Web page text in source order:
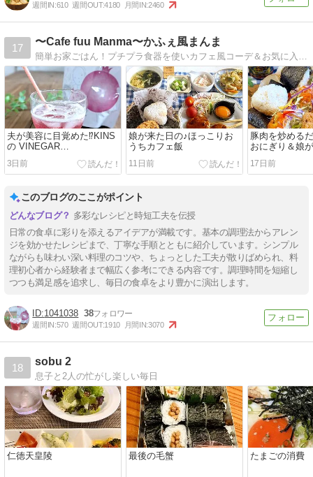
週間IN:610 週間OUT:4180 月間IN:2460
17
〜Cafe fuu Manma〜かふぇ風まんま
簡単お家ごはん！プチプラ食器を使いカフェ風コーデ＆お気に入り雑貨
夫が美容に目覚めた⁉KINS
の VINEGAR
PROTEIN（ビネガープロ
テイン）
3日前
娘が来た日の♪ほっこりお
うちカフェ飯
11日前
豚肉を炒める
おにぎり＆娘
17日前
このブログのここがポイント
多彩なレシピと時短工夫を伝授
日常の食卓に彩りを添えるアイデアが満載です。基本の調理法からアレン
ジを効かせたレシピまで、丁寧な手順とともに紹介しています。シンプル
ながらも味わい深い料理のコツや、ちょっとした工夫が散りばめられ、料
理初心者から経験者まで幅広く参考にできる内容です。調理時間を短縮し
つつも満足感を追求し、毎日の食卓をより豊かに演出します。
1041038 38
週間IN:570 週間OUT:1910 月間IN:3070
18
sobu 2
息子と2人の忙がし楽しい毎日
仁徳天皇陵 最後の毛蟹 たまごの消費